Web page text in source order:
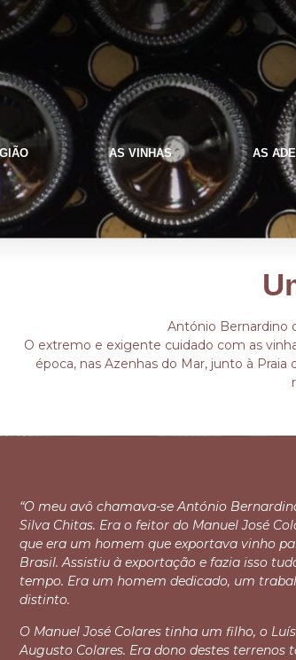
AS VINHAS AS
António Bernardino
O extremo e exigente cuidado com as
época, nas Azenhas do Mar, junto à
“O meu avô chamava-se António
Silva Chitas. Era o feitor do Manuel José
que era um homem que exportava vinho
Brasil. Assistiu à exportação e fazia isso
tempo. Era um homem dedicado, um
distinto.
O Manuel José Colares tinha um filho, o Luís
Augusto Colares. Era dono destes terrenos